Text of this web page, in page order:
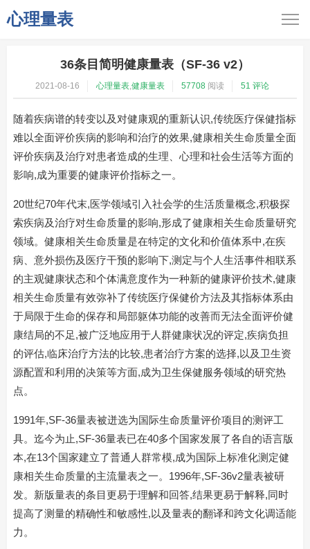
心理量表
36条目简明健康量表（SF-36 v2）
2021-08-16 心理量表, 健康量表 57708阅读 51 评论
随着疾病谱的转变以及对健康观的重新认识,传统医疗保健指标
难以全面评价疾病的影响和治疗的效果,健康相关生命质量全面
评价疾病及治疗对患者造成的生理、心理和社会生活等方面的
影响,成为重要的健康评价指标之一。
20世纪70年代末,医学领域引入社会学的生活质量概念,积极探
索疾病及治疗对生命质量的影响,形成了健康相关生命质量研究
领域。健康相关生命质量是在特定的文化和价值体系中,在疾
病、意外损伤及医疗干预的影响下,测定与个人生活事件相联系
的主观健康状态和个体满意度作为一种新的健康评价技术,健康
相关生命质量有效弥补了传统医疗保健价方法及其指标体系由
于局限于生命的保存和局部躯体功能的改善而无法全面评价健
康结局的不足,被广泛地应用于人群健康状况的评定,疾病负担
的评估,临床治疗方法的比较,患者治疗方案的选择,以及卫生资
源配置和利用的决策等方面,成为卫生保健服务领域的研究热
点。
1991年,SF-36量表被迸选为国际生命质量评价项目的测评工
具。迄今为止,SF-36量表已在40多个国家发展了各自的语言版
本,在13个国家建立了普通人群常模,成为国际上标准化测定健
康相关生命质量的主流量表之一。1996年,SF-36v2量表被研
发。新版量表的条目更易于理解和回答,结果更易于解释,同时
提高了测量的精确性和敏感性,以及量表的翻译和跨文化调适能
力。